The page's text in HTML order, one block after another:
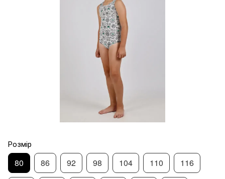
Розмір
80 86 92 98 104 110 116